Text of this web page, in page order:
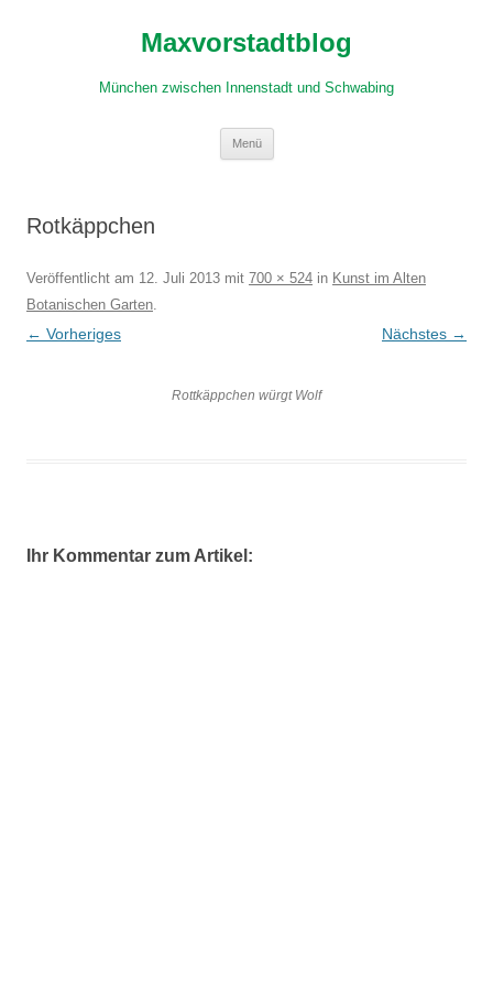
Maxvorstadtblog
München zwischen Innenstadt und Schwabing
Menü
Rotkäppchen
Veröffentlicht am 12. Juli 2013 mit 700 × 524 in Kunst im Alten
Botanischen Garten.
← Vorheriges Nächstes →
Rottkäppchen würgt Wolf
Ihr Kommentar zum Artikel: